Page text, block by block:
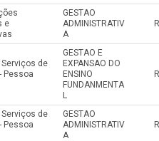
e
GESTAO
ADMINISTRATIV
A
de
Pessoa
GESTAO E
EXPANSAO DO
ENSINO
FUNDANMENTA
L
de
Pessoa
GESTAO
ADMINISTRATIV
A